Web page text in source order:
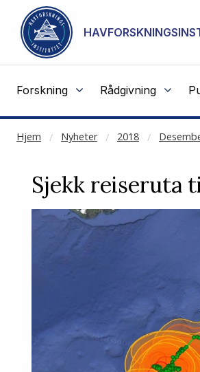
Gå til hovedinnhold
Forskning Rådgivning
Hjem Nyheter 2018
NOT CACHED
Sjekk reiseruta